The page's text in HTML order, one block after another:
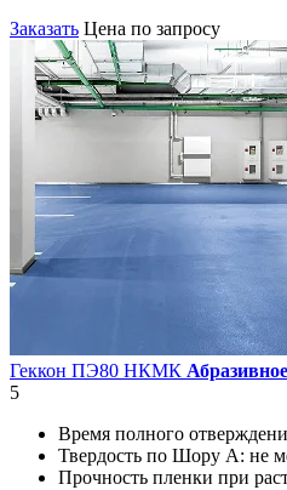
Заказать Цена по запросу
Геккон ПЭ80 НКМК
5
Время полного
Твердость по Шору А: не
Прочность пленки при